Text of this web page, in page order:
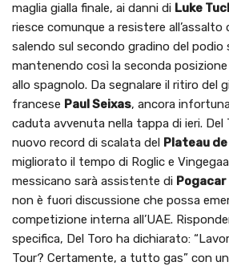
maglia gialla finale, ai danni di Luke
riesce comunque a resistere all’assalto
salendo sul secondo gradino del podio
mantenendo così la seconda
allo spagnolo. Da segnalare il ritiro del
francese PaulSeixas, ancora
caduta avvenuta nella tappa di ieri.
nuovo record di scalata del Plateau
migliorato il tempo di Roglic e
messicano sarà assistente di Pogacar
non è fuori discussione che possa
competizione interna all’UAE.
specifica, Del Toro ha dichiarato:
Tour? Certamente, a tutto gas” con